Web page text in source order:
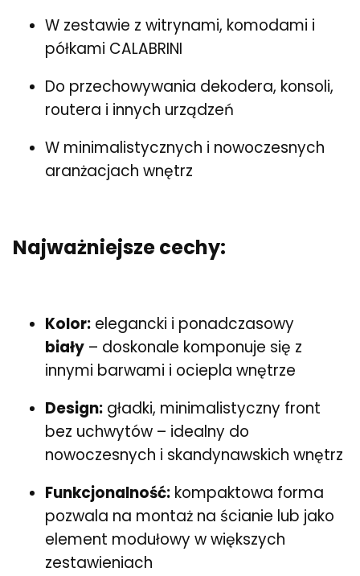
W zestawie z witrynami, komodami i
półkami CALABRINI
Do przechowywania dekodera, konsoli,
routera i innych urządzeń
W minimalistycznych i nowoczesnych
aranżacjach wnętrz
Najważniejsze cechy:
Kolor: elegancki i ponadczasowy
biały – doskonale komponuje się z
innymi barwami i ociepla wnętrze
Design: gładki, minimalistyczny front
bez uchwytów – idealny do
nowoczesnych i skandynawskich wnętrz
Funkcjonalność: kompaktowa forma
pozwala na montaż na ścianie lub jako
element modułowy w większych
zestawieniach